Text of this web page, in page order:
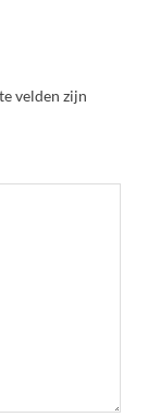
velden zijn